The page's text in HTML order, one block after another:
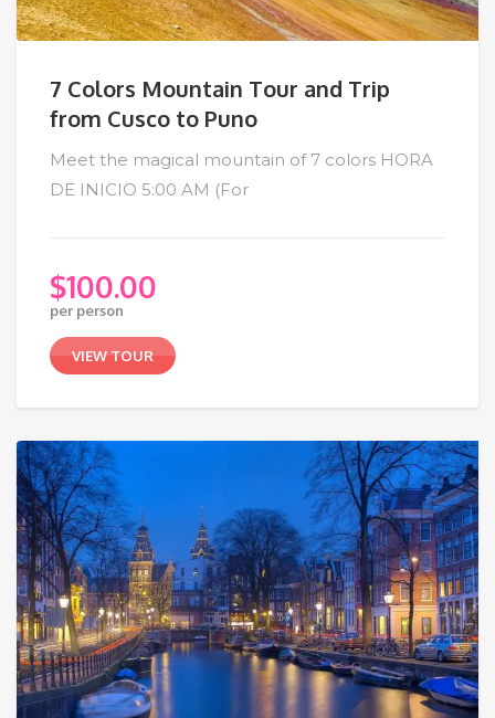
7 Colors Mountain Tour and Trip
from Cusco to Puno
Meet the magical mountain of 7 colors HORA
DE INICIO 5:00 AM (For
$100.00
per person
VIEW TOUR